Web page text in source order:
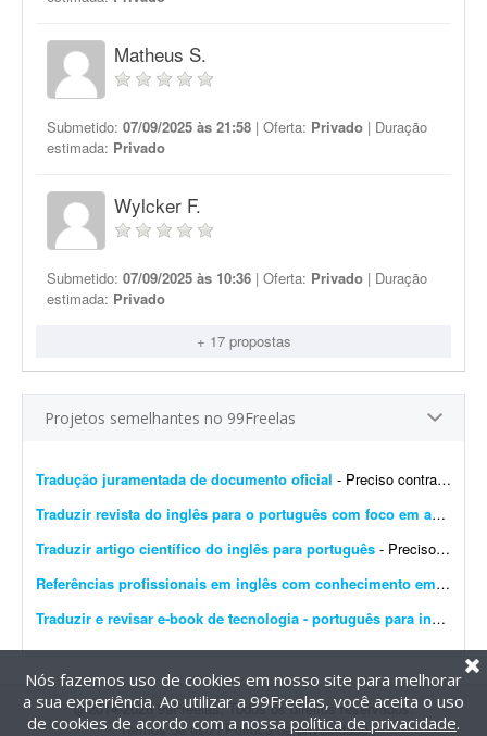
Matheus S.
Submetido: 07/09/2025 às 21:58 | Oferta: Privado | Duração
estimada: Privado
Wylcker F.
Submetido: 07/09/2025 às 10:36 | Oferta: Privado | Duração
estimada: Privado
+ 17 propostas
Projetos semelhantes no 99Freelas
Tradução juramentada de documento oficial - Preciso contratar um tradutor público juramentado para realizar a tradução oficial de um documento. O documento será utilizado para fins oficiais, portanto a tradu&cced...
Traduzir revista do inglês para o português com foco em aprendizagem
Traduzir artigo científico do inglês para português - Preciso de alguém com experiência em tradução de artigos científicos. Necessito traduzir um artigo do inglês para o português, preservando o rigor term...
Referências profissionais em inglês com conhecimento em mídia paga
Traduzir e revisar e-book de tecnologia - português para inglês
@2014-2026 99Freelas. Todos os direitos reservados.
Termos de uso| Política de privacidade
Nós fazemos uso de cookies em nosso site para melhorar
a sua experiência. Ao utilizar a 99Freelas, você aceita o uso
de cookies de acordo com a nossa política de privacidade.